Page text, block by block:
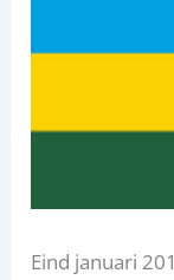
Eind januari